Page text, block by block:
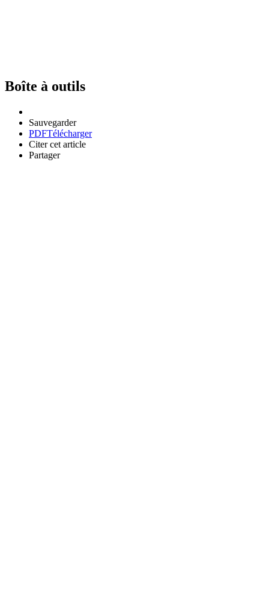
Boîte à outils
Sauvegarder
PDFTélécharger
Citer cet article
Partager